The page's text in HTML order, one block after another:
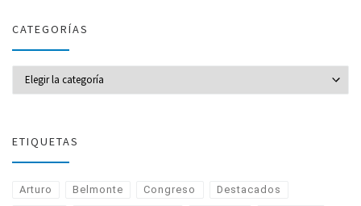
CATEGORÍAS
ETIQUETAS
Arturo Belmonte Congreso Destacados